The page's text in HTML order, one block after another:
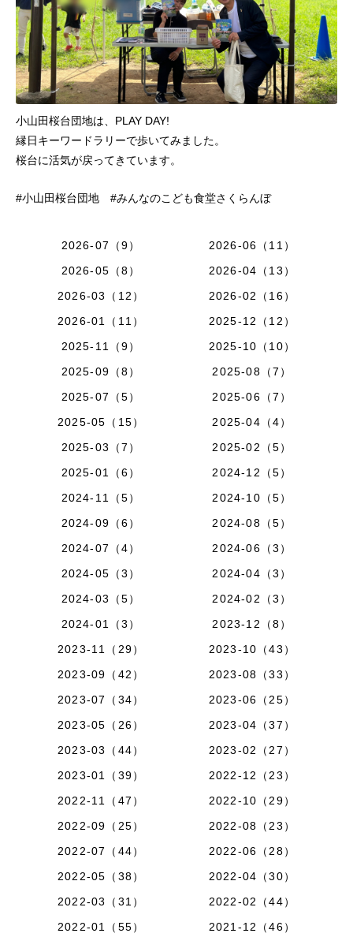
小山田桜台団地は、PLAY DAY!
縁日キーワードラリーで歩いてみました。
桜台に活気が戻ってきています。
#小山田桜台団地 #みんなのこども食堂さくらんぼ
2026-07（9）
2026-06（11）
2026-05（8）
2026-04（13）
2026-03（12）
2026-02（16）
2026-01（11）
2025-12（12）
2025-11（9）
2025-10（10）
2025-09（8）
2025-08（7）
2025-07（5）
2025-06（7）
2025-05（15）
2025-04（4）
2025-03（7）
2025-02（5）
2025-01（6）
2024-12（5）
2024-11（5）
2024-10（5）
2024-09（6）
2024-08（5）
2024-07（4）
2024-06（3）
2024-05（3）
2024-04（3）
2024-03（5）
2024-02（3）
2024-01（3）
2023-12（8）
2023-11（29）
2023-10（43）
2023-09（42）
2023-08（33）
2023-07（34）
2023-06（25）
2023-05（26）
2023-04（37）
2023-03（44）
2023-02（27）
2023-01（39）
2022-12（23）
2022-11（47）
2022-10（29）
2022-09（25）
2022-08（23）
2022-07（44）
2022-06（28）
2022-05（38）
2022-04（30）
2022-03（31）
2022-02（44）
2022-01（55）
2021-12（46）